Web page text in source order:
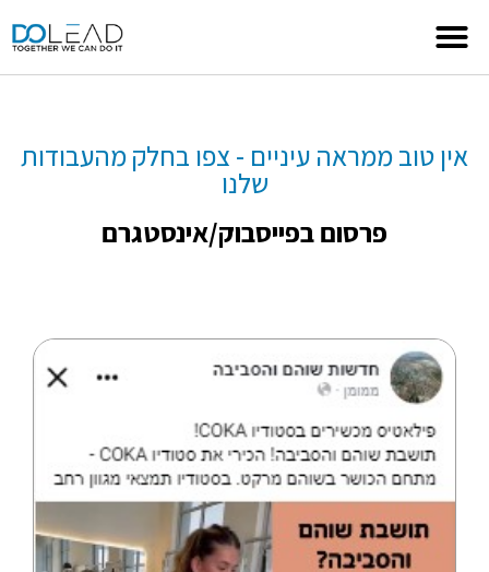
אין טוב ממראה עיניים - צפו בחלק מהעבודות
שלנו
פרסום בפייסבוק/אינסטגרם